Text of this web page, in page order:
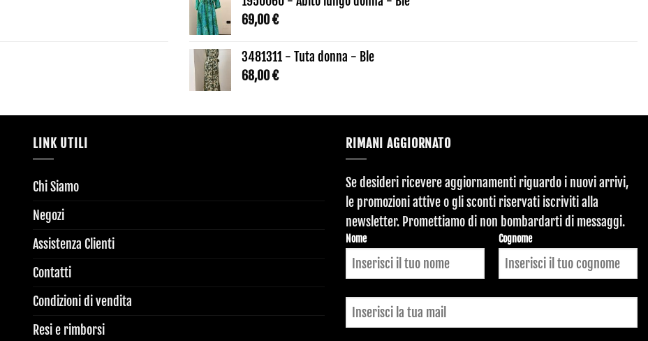
69,00€
3481311 - Tuta donna - Ble
68,00€
LINK UTILI
Chi Siamo
Negozi
Assistenza Clienti
Contatti
Condizioni di vendita
Resi e rimborsi
RIMANI AGGIORNATO
Se desideri ricevere aggiornamenti riguardo i nuovi arrivi,
le promozioni attive o gli sconti riservati iscriviti alla
newsletter. Promettiamo di non bombardarti di messaggi.
Nome Cognome